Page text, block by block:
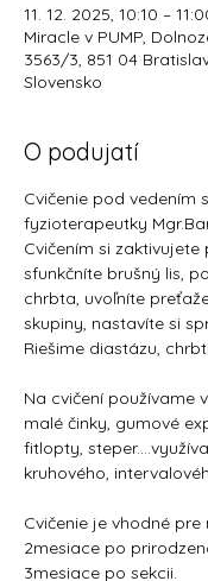
11. 12. 2025, 10:10 –
Miracle v PUMP,
3563/3, 851 04
Slovensko
O podujatí
Cvičenie pod vedením
fyzioterapeutky
Cvičením si zaktivujete
sfunkčníte brušný lis,
chrbta, uvoľníte
skupiny, nastavíte si
Riešime diastázu,
Na cvičení používame
malé činky, gumové
fitlopty,
kruhového,
Cvičenie je vhodné pre
2mesiace po
3mesiace po sekcii.